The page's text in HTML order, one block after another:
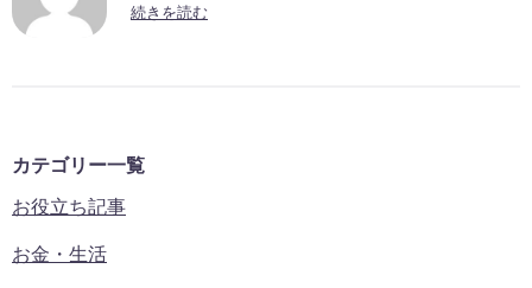
続きを読む
カテゴリー一覧
お役立ち記事
お金・生活